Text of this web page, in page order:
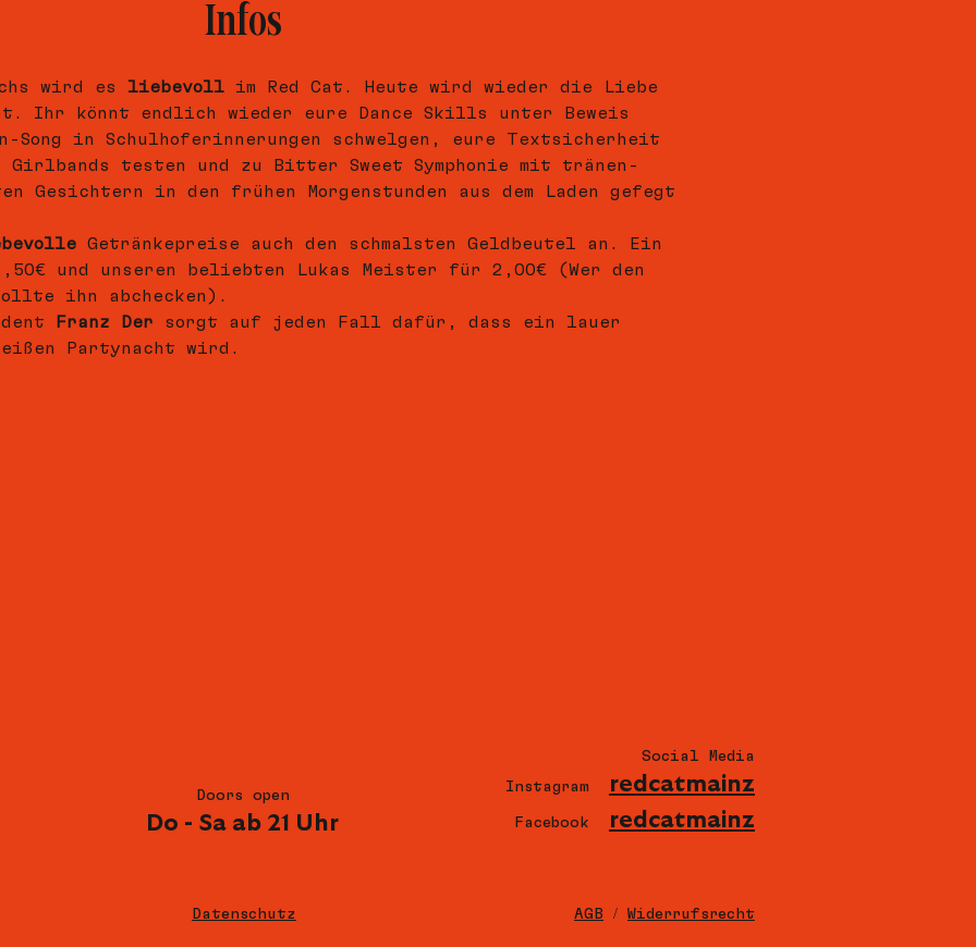
Infos
wird es liebevoll im Red Cat. Heute wird wieder die Liebe
Ihr könnt endlich wieder eure Dance Skills unter Beweis
Song in Schulhoferinnerungen schwelgen, eure Textsicherheit
Girlbands testen und zu Bitter Sweet Symphonie mit tränen-
Gesichtern in den frühen Morgenstunden aus dem Laden gefegt
Getränkepreise auch den schmalsten Geldbeutel an. Ein
und unseren beliebten Lukas Meister für 2,00€ (Wer den
ihn abchecken).
Franz Der sorgt auf jeden Fall dafür, dass ein lauer
Partynacht wird.
Doors open
Do - Sa ab 21 Uhr
Social Media
Instagram
redcatmainz
Facebook redcatmainz
Datenschutz AGB / Widerrufsrecht